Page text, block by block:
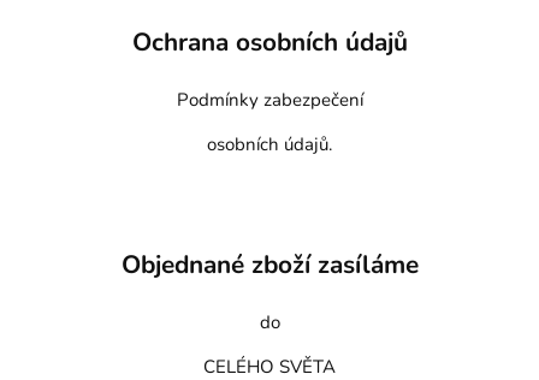
Ochrana osobních údajů
Podmínky zabezpečení
osobních údajů.
Objednané zboží zasíláme
do
CELÉHO SVĚTA